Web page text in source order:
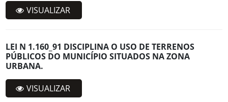
VISUALIZAR
LEI N 1.160_91 DISCIPLINA O USO DE TERRENOS
PÚBLICOS DO MUNICÍPIO SITUADOS NA ZONA
URBANA.
VISUALIZAR